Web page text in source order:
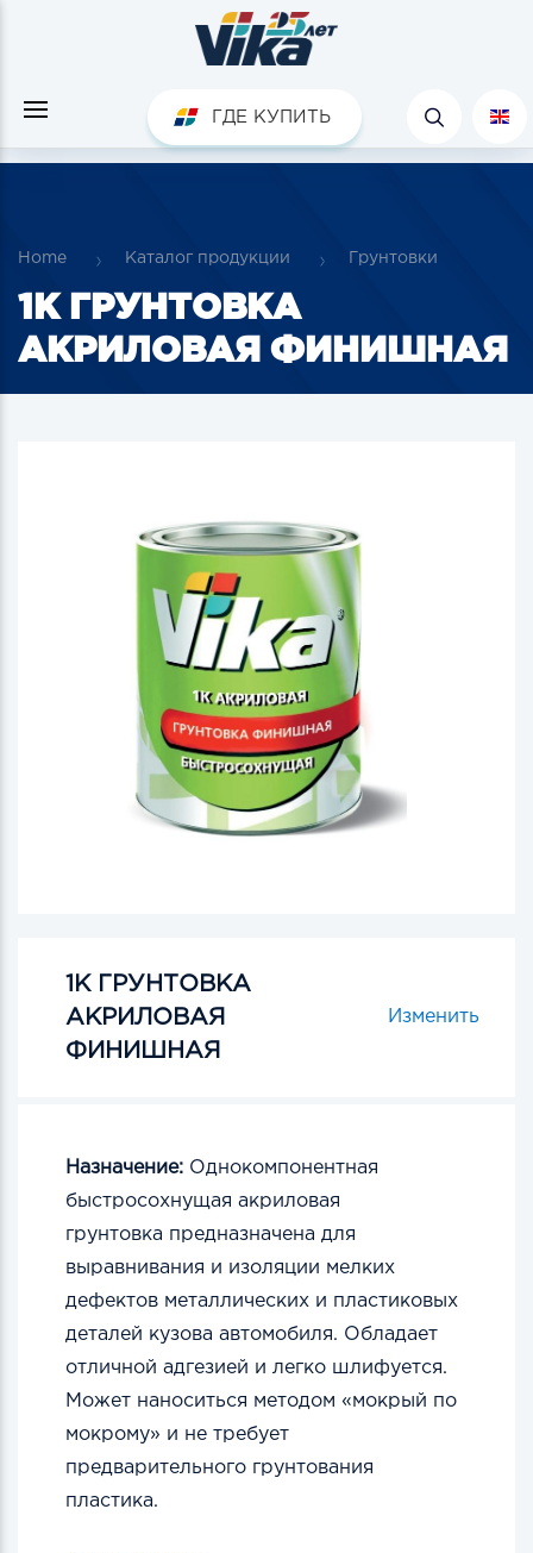
ГДЕ КУПИТЬ
Home Каталог продукции Грунтовки
1К ГРУНТОВКА
АКРИЛОВАЯ ФИНИШНАЯ
1К ГРУНТОВКА
АКРИЛОВАЯ
ФИНИШНАЯ
Изменить
Назначение: Однокомпонентная
быстросохнущая акриловая
грунтовка предназначена для
выравнивания и изоляции мелких
дефектов металлических и пластиковых
деталей кузова автомобиля. Обладает
отличной адгезией и легко шлифуется.
Может наноситься методом «мокрый по
мокрому» и не требует
предварительного грунтования
пластика.